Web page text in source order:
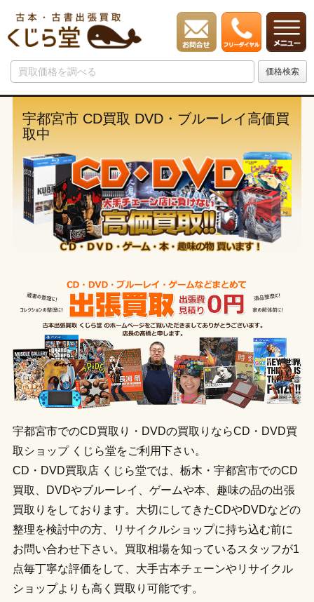
宇都宮市 CD買取 DVD・ブルーレイ高価買
取中
宇都宮市でのCD買取り・DVDの買取りならCD・DVD買
取ショップ くじら堂をご利用下さい。
CD・DVD買取店 くじら堂では、栃木・宇都宮市でのCD
買取、DVDやブルーレイ、ゲームや本、趣味の品の出張
買取りをしております。大切にしてきたCDやDVDなどの
整理を検討中の方、リサイクルショップに持ち込む前に
お問い合わせ下さい。買取相場を知っているスタッフが1
点毎丁寧な評価をして、大手古本チェーンやリサイクル
ショップよりも高く買取り可能です。